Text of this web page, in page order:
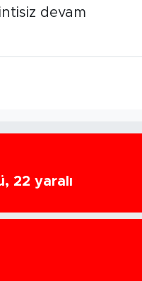
devam
22 yaralı